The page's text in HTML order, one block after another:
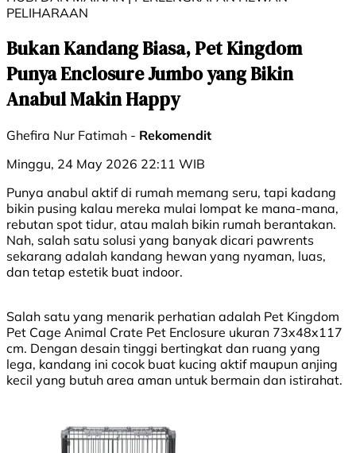
PELIHARAAN
Bukan Kandang Biasa, Pet Kingdom
Punya Enclosure Jumbo yang Bikin
Anabul Makin Happy
Ghefira Nur Fatimah - Rekomendit
Minggu, 24 May 2026 22:11 WIB
Punya anabul aktif di rumah memang seru, tapi kadang
bikin pusing kalau mereka mulai lompat ke mana-mana,
rebutan spot tidur, atau malah bikin rumah berantakan.
Nah, salah satu solusi yang banyak dicari pawrents
sekarang adalah kandang hewan yang nyaman, luas,
dan tetap estetik buat indoor.
Salah satu yang menarik perhatian adalah Pet Kingdom
Pet Cage Animal Crate Pet Enclosure ukuran 73x48x117
cm. Dengan desain tinggi bertingkat dan ruang yang
lega, kandang ini cocok buat kucing aktif maupun anjing
kecil yang butuh area aman untuk bermain dan istirahat.